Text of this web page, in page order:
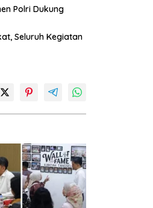
Polri Dukung
Seluruh Kegiatan